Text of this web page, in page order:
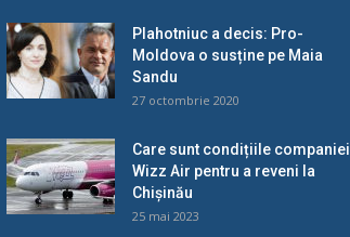
Plahotniuc a decis: Pro-
Moldova o susține pe Maia
Sandu
27 octombrie 2020
Care sunt condițiile companiei
Wizz Air pentru a reveni la
Chișinău
25 mai 2023